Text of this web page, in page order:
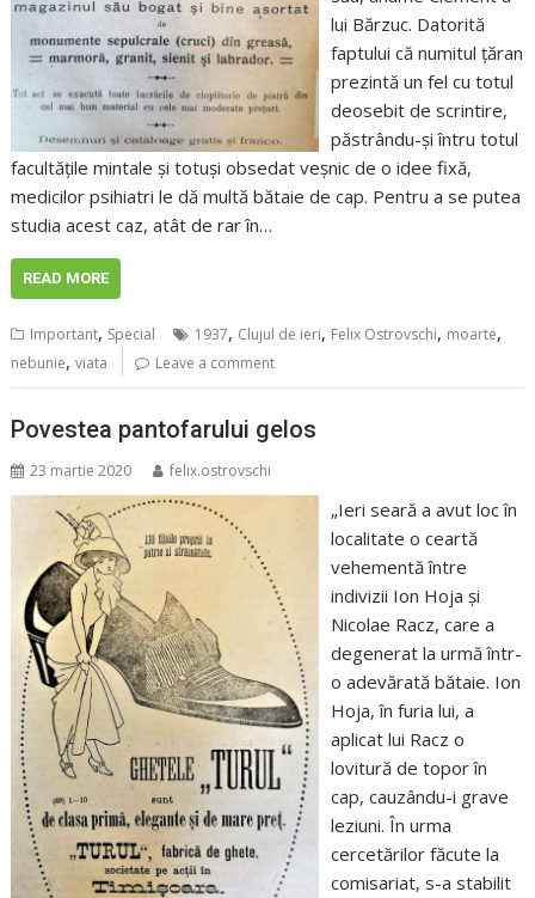
lui Bărzuc. Datorită
faptului că numitul țăran
prezintă un fel cu totul
deosebit de scrintire,
păstrându-și întru totul
facultățile mintale și totuși obsedat veșnic de o idee fixă,
medicilor psihiatri le dă multă bătaie de cap. Pentru a se putea
studia acest caz, atât de rar în…
READ MORE
Important, Special 1937, Clujul de ieri, Felix Ostrovschi, moarte,
nebunie,viata Leave a comment
Povestea pantofarului gelos
23 martie 2020 felix.ostrovschi
„Ieri seară a avut loc în
localitate o ceartă
vehementă între
indivizii Ion Hoja și
Nicolae Racz, care a
degenerat la urmă într-
o adevărată bătaie. Ion
Hoja, în furia lui, a
aplicat lui Racz o
lovitură de topor în
cap, cauzându-i grave
leziuni. În urma
cercetărilor făcute la
comisariat, s-a stabilit